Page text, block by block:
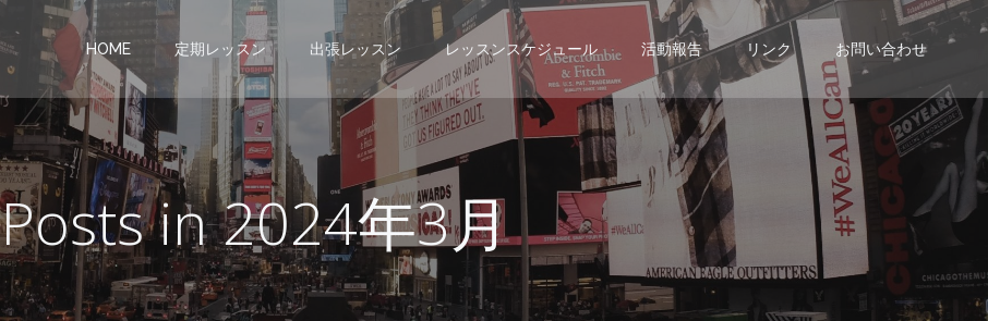
HOME 定期レッスン 出張レッスン レッスンスケジュール 活動報告 リンク お問い合わせ
Posts in 2024年3月